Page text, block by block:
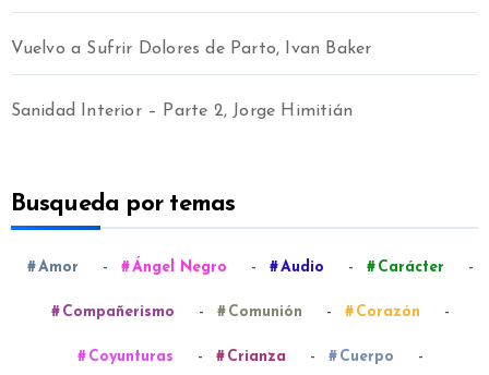
Vuelvo a Sufrir Dolores de Parto, Ivan Baker
Sanidad Interior – Parte 2, Jorge Himitián
Busqueda por temas
Amor - Ángel Negro - Audio - Carácter -
Compañerismo - Comunión - Corazón -
Coyunturas - Crianza - Cuerpo -